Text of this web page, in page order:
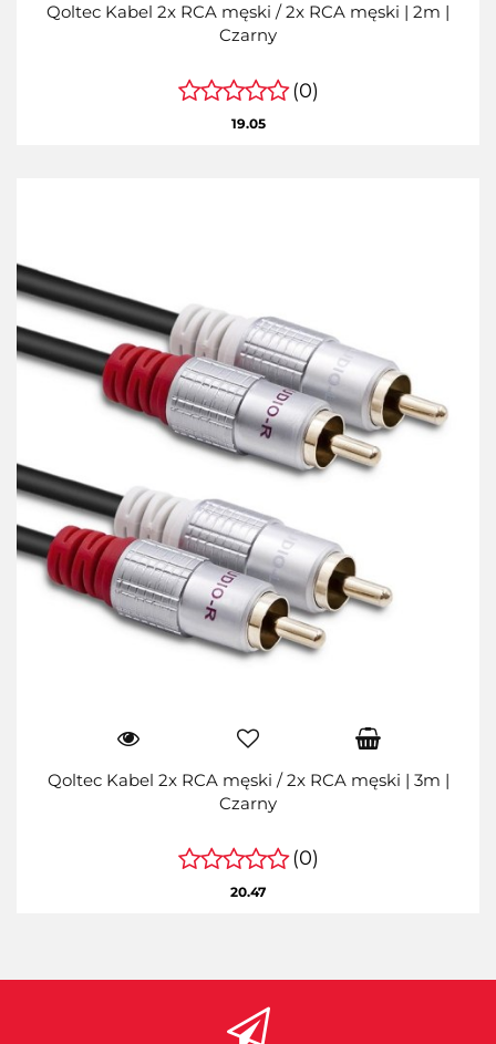
Qoltec Kabel 2x RCA męski / 2x RCA męski | 2m |
Czarny
(0)
19.05
Qoltec Kabel 2x RCA męski / 2x RCA męski | 3m |
Czarny
(0)
20.47